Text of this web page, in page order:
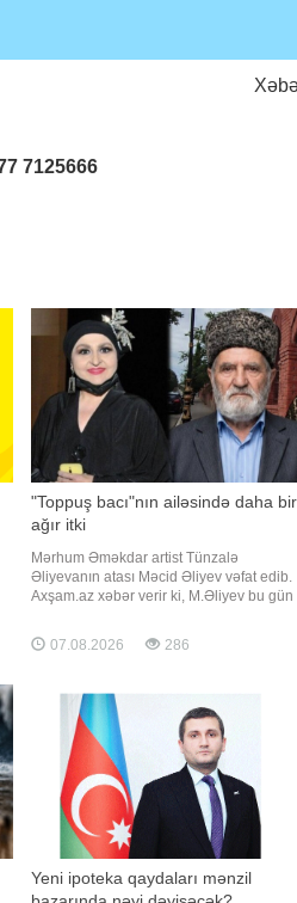
7125666
"Toppuş bacı"nın ailəsində daha bir
ağır itki
Mərhum Əməkdar artist Tünzalə
Əliyevanın atası Məcid Əliyev vəfat edib.
Axşam.az xəbər verir ki, M.Əliyev bu gün
ki, "Toppuş bacı" ləqəbi ilə tanınan aktrisa
onkoloji xəstəlikdən əziyyət çəkirdi və
isə onu
07.08.2026 286
Yeni ipoteka qaydaları mənzil